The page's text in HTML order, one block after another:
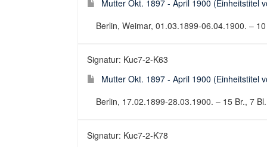
Mutter Okt. 1897 - April 1900 (Einheitstitel
Berlin, Weimar, 01.03.1899-06.04.1900. –
Signatur: Kuc7-2-K63
Mutter Okt. 1897 - April 1900 (Einheitstitel
Berlin, 17.02.1899-28.03.1900. – 15 Br., 7
Signatur: Kuc7-2-K78